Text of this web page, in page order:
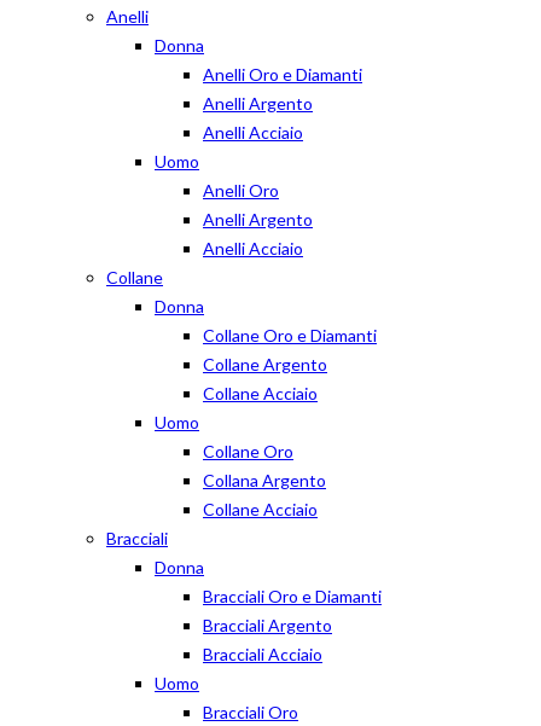
Anelli
Donna
Anelli Oro e Diamanti
Anelli Argento
Anelli Acciaio
Uomo
Anelli Oro
Anelli Argento
Anelli Acciaio
Collane
Donna
Collane Oro e Diamanti
Collane Argento
Collane Acciaio
Uomo
Collane Oro
Collana Argento
Collane Acciaio
Bracciali
Donna
Bracciali Oro e Diamanti
Bracciali Argento
Bracciali Acciaio
Uomo
Bracciali Oro